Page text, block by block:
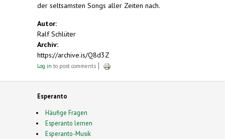
der seltsamsten Songs aller Zeiten nach.
Autor:
Ralf Schlüter
Archiv:
https://archive.is/Q8d3Z
Log in to post comments
Esperanto
Häufige Fragen
Esperanto lernen
Esperanto-Musik